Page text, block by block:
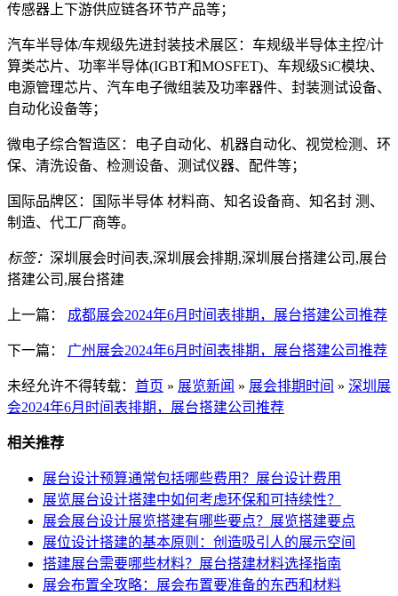
传感器上下游供应链各环节产品等；
汽车半导体/车规级先进封装技术展区：车规级半导体主控/计
算类芯片、功率半导体(IGBT和MOSFET)、车规级SiC模块、
电源管理芯片、汽车电子微组装及功率器件、封装测试设备、
自动化设备等；
微电子综合智造区：电子自动化、机器自动化、视觉检测、环
保、清洗设备、检测设备、测试仪器、配件等；
国际品牌区：国际半导体 材料商、知名设备商、知名封 测、
制造、代工厂商等。
标签： 深圳展会时间表,深圳展会排期,深圳展台搭建公司,展台
搭建公司,展台搭建
上一篇： 成都展会2024年6月时间表排期，展台搭建公司推荐
下一篇： 广州展会2024年6月时间表排期，展台搭建公司推荐
未经允许不得转载： 首页 » 展览新闻 » 展会排期时间 » 深圳展
会2024年6月时间表排期，展台搭建公司推荐
相关推荐
展台设计预算通常包括哪些费用？展台设计费用
展览展台设计搭建中如何考虑环保和可持续性？
展会展台设计展览搭建有哪些要点？展览搭建要点
展位设计搭建的基本原则：创造吸引人的展示空间
搭建展台需要哪些材料？展台搭建材料选择指南
展会布置全攻略：展会布置要准备的东西和材料